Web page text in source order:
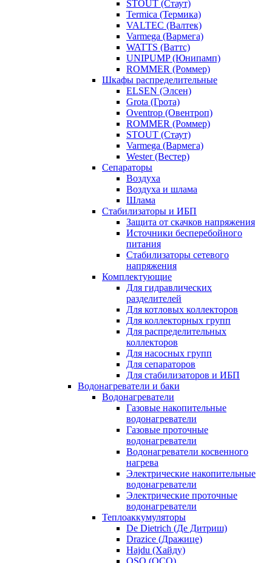
STOUT (Стаут)
Termica (Термика)
VALTEC (Валтек)
Varmega (Вармега)
WATTS (Ваттс)
UNIPUMP (Юнипамп)
ROMMER (Роммер)
Шкафы распределительные
ELSEN (Элсен)
Grota (Грота)
Oventrop (Овентроп)
ROMMER (Роммер)
STOUT (Стаут)
Varmega (Вармега)
Wester (Вестер)
Сепараторы
Воздуха
Воздуха и шлама
Шлама
Стабилизаторы и ИБП
Защита от скачков напряжения
Источники бесперебойного
питания
Стабилизаторы сетевого
напряжения
Комплектующие
Для гидравлических
разделителей
Для котловых коллекторов
Для коллекторных групп
Для распределительных
коллекторов
Для насосных групп
Для сепараторов
Для стабилизаторов и ИБП
Водонагреватели и баки
Водонагреватели
Газовые накопительные
водонагреватели
Газовые проточные
водонагреватели
Водонагреватели косвенного
нагрева
Электрические накопительные
водонагреватели
Электрические проточные
водонагреватели
Теплоаккумуляторы
De Dietrich (Де Дитриш)
Drazice (Дражице)
Hajdu (Хайду)
OSO (ОСО)